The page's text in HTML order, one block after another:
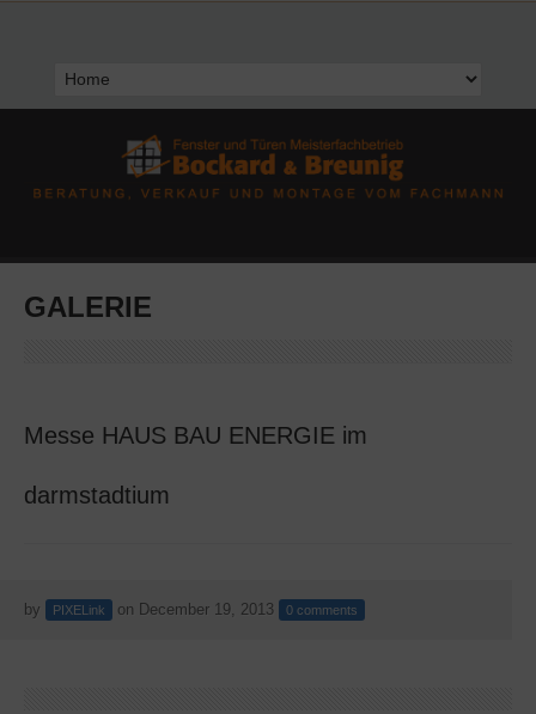
GALERIE
Messe HAUS BAU ENERGIE im
darmstadtium
by PIXELink on December 19, 2013 0 comments